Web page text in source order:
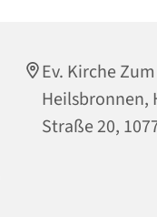
Ev. Kirche Zum
Heilsbronnen,
Straße 20,